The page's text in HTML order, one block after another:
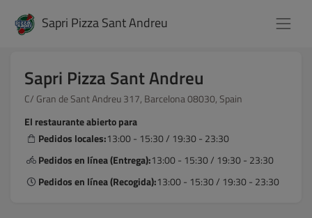
Sapri Pizza Sant Andreu
Sapri Pizza Sant Andreu
C/ Gran de Sant Andreu 317, Barcelona 08030, Spain
El restaurante abierto para
Pedidos locales:13:00 - 15:30 / 19:30 - 23:30
Pedidos en línea (Entrega):13:00 - 15:30 / 19:30 - 23:30
Pedidos en línea (Recogida):13:00 - 15:30 / 19:30 - 23:30